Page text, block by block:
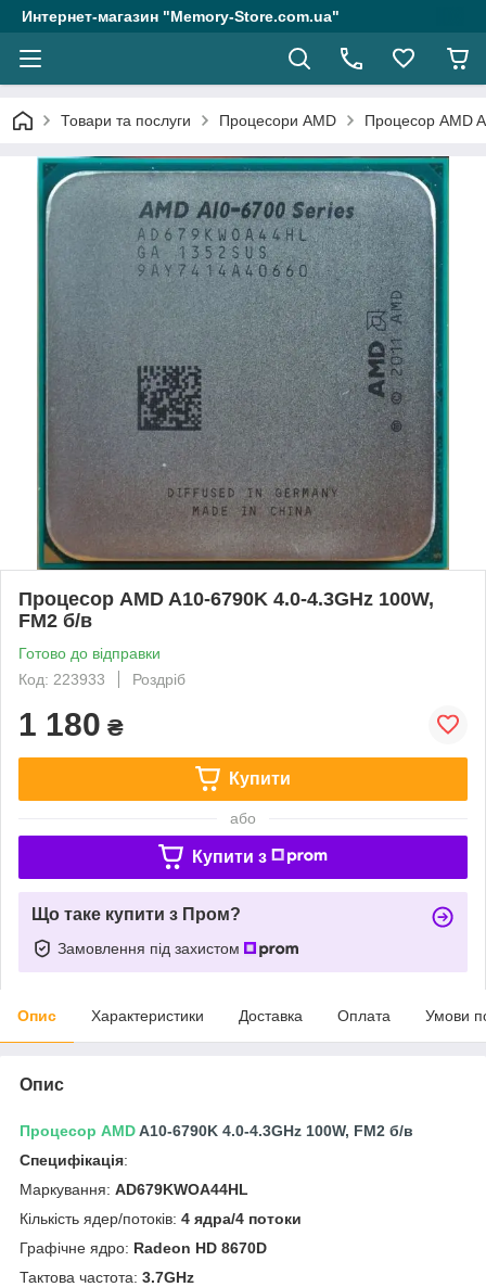
Интернет-магазин "Memory-Store.com.ua"
Товари та послуги Процесори AMD Процесор AMD
Процесор AMD A10-6790K 4.0-4.3GHz 100W,
FM2 б/в
Готово до відправки
Код: 223933
Роздріб
1 180 ₴
Купити
або
Купити з
Що таке купити з Пром?
Замовлення під захистом
Опис Характеристики Доставка Оплата Умови
Опис
Процесор AMDA10-6790K 4.0-4.3GHz 100W, FM2 б/в
Специфікація:
Маркування: AD679KWOA44HL
Кількість ядер/потоків: 4 ядра/4 потоки
Графічне ядро: Radeon HD 8670D
Тактова частота: 3.7GHz